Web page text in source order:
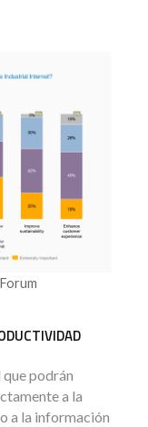
podrán
a la
a la información